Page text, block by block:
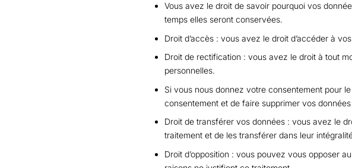
Vous avez le droit de savoir pourquoi vos
temps elles seront conservées.
Droit d’accès : vous avez le droit d’accéder à
Droit de rectification : vous avez le droit à tout
personnelles.
Si vous nous donnez votre consentement pour
consentement et de faire supprimer vos
Droit de transférer vos données : vous avez le
traitement et de les transférer dans leur
Droit d’opposition : vous pouvez vous opposer